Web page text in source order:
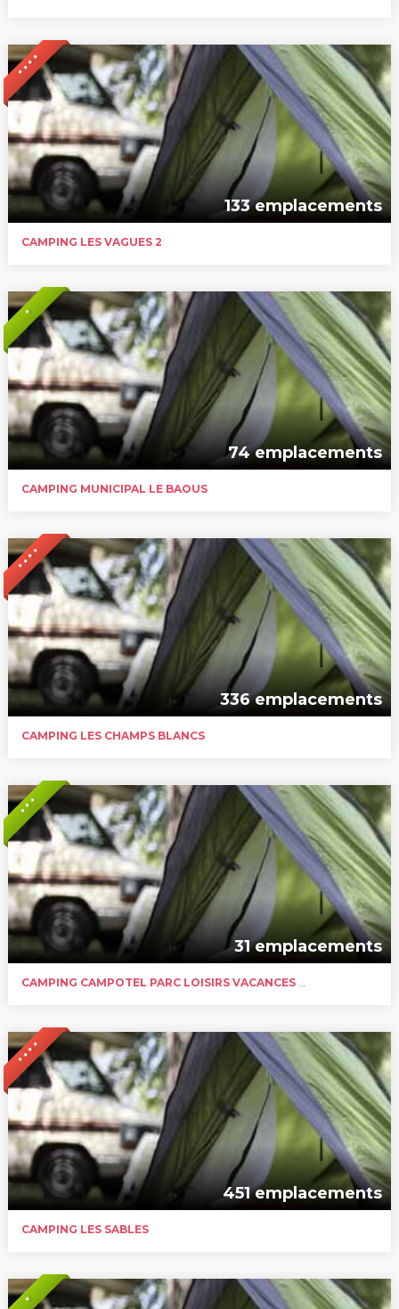
* * * *
133 emplacements
CAMPING LES VAGUES 2
*
74 emplacements
CAMPING MUNICIPAL LE BAOUS
* * * *
336 emplacements
CAMPING LES CHAMPS BLANCS
* * *
31 emplacements
* * * *
451 emplacements
CAMPING LES SABLES
*